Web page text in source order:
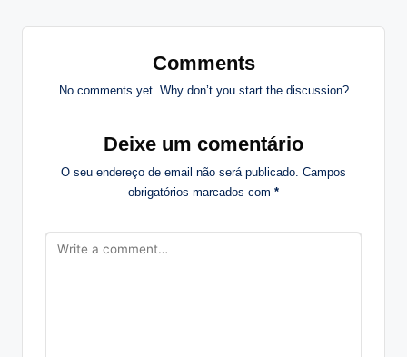
Comments
No comments yet. Why don’t you start the discussion?
Deixe um comentário
O seu endereço de email não será publicado. Campos
obrigatórios marcados com *